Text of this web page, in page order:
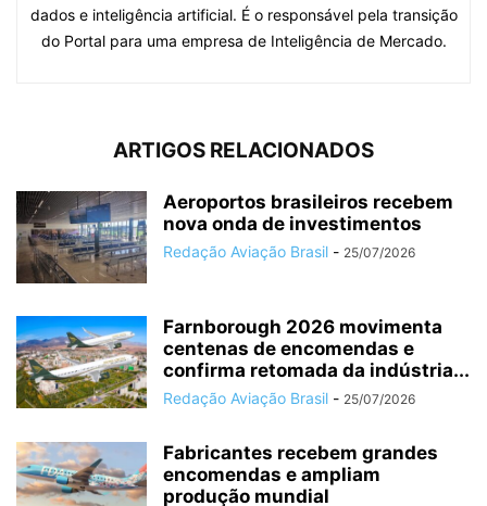
dados e inteligência artificial. É o responsável pela transição
do Portal para uma empresa de Inteligência de Mercado.
ARTIGOS RELACIONADOS
Aeroportos brasileiros recebem
nova onda de investimentos
Redação Aviação Brasil - 25/07/2026
Farnborough 2026 movimenta
centenas de encomendas e
confirma retomada da indústria...
Redação Aviação Brasil - 25/07/2026
Fabricantes recebem grandes
encomendas e ampliam
produção mundial